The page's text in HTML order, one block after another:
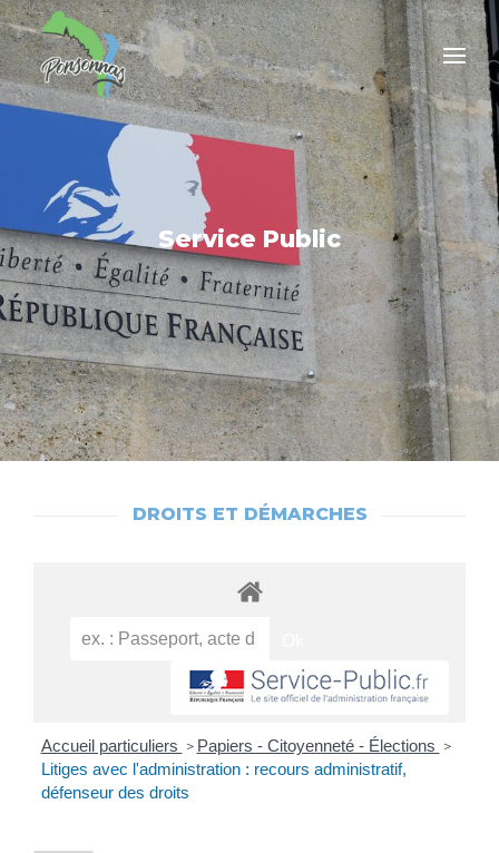
Service Public
DROITS ET DÉMARCHES
Accueil particuliers > Papiers - Citoyenneté - Élections >
Litiges avec l'administration : recours administratif,
défenseur des droits